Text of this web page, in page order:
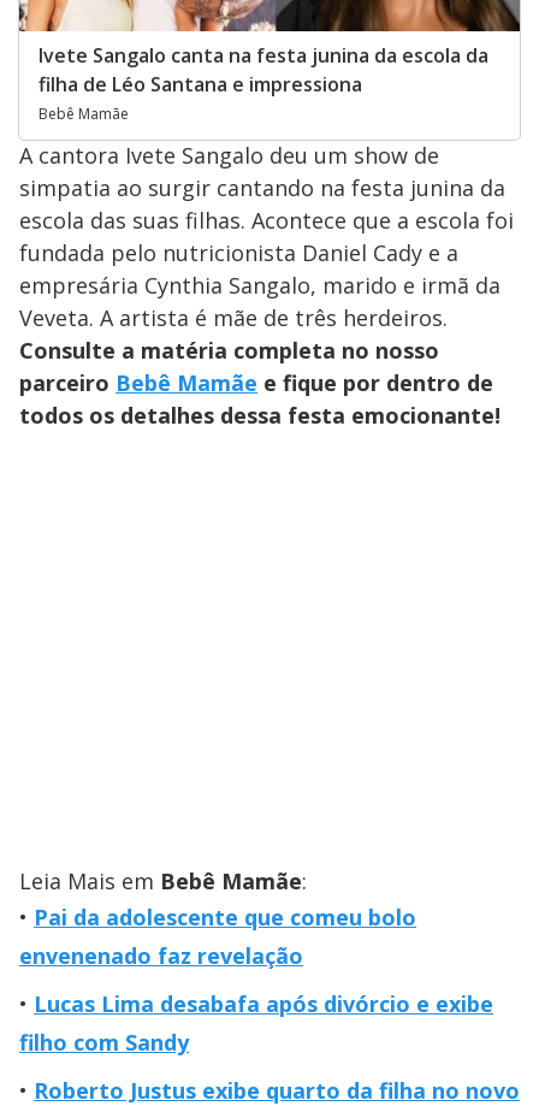
Ivete Sangalo canta na festa junina da escola da
filha de Léo Santana e impressiona
Bebê Mamãe
A cantora Ivete Sangalo deu um show de
simpatia ao surgir cantando na festa junina da
escola das suas filhas. Acontece que a escola foi
fundada pelo nutricionista Daniel Cady e a
empresária Cynthia Sangalo, marido e irmã da
Veveta. A artista é mãe de três herdeiros.
Consulte a matéria completa no nosso
parceiro Bebê Mamãe e fique por dentro de
todos os detalhes dessa festa emocionante!
Leia Mais em Bebê Mamãe:
Pai da adolescente que comeu bolo
envenenado faz revelação
Lucas Lima desabafa após divórcio e exibe
filho com Sandy
Roberto Justus exibe quarto da filha no novo